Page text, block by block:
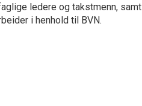
ledere og takstmenn, samt
i henhold til BVN.